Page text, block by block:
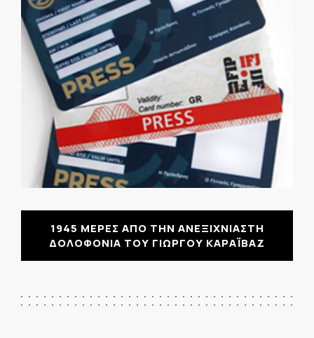
1945 ΜΕΡΕΣ ΑΠΟ ΤΗΝ ΑΝΕΞΙΧΝΙΑΣΤΗ
ΔΟΛΟΦΟΝΙΑ ΤΟΥ ΓΙΩΡΓΟΥ ΚΑΡΑΪΒΑΖ